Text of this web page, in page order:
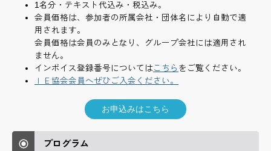
1名分・テキスト代込み・税込み。
会員価格は、参加者の所属会社・団体名により自動で適
用されます。
会員価格は会員のみとなり、グループ会社には適用され
ません。
インボイス登録番号についてはこちら をご覧ください。
ＩＥ協会会員へぜひご入会ください。
プログラム